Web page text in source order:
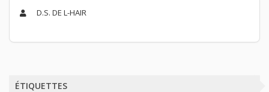
D.S. DE L-HAIR
ÉTIQUETTES